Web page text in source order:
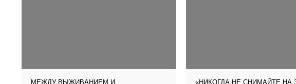
МЕЖДУ ВЫЖИВАНИЕМ И
«НИКОГДА НЕ СНИМАЙТЕ НА